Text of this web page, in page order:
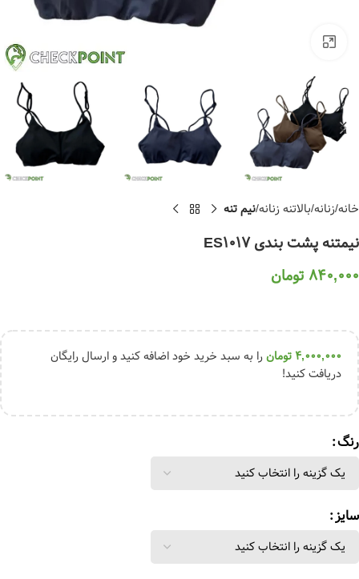
خانهزنانه بالاتنه زنانهنيم تنه
نیمتنه پشت بندی ES1017
840,000 تومان
4,000,000 تومانرا به سبد خرید خود اضافه کنید و ارسال رایگان
دریافت کنید!
رنگ
سایز